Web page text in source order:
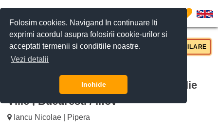
Folosim cookies. Navigand In continuare Iti
exprimi acordul asupra folosirii cookie-urilor si
acceptati termenii si conditiile noastre.
Vezi detalii
Inchide
0
Zenith Compound, Iancu Nicolae Jolie
Ville , Bucuresti / Ilfov
Iancu Nicolae | Pipera
CERE DETALII SUNĂ-NE SIMILARE